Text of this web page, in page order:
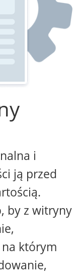
i
ją przed
by z witryny
którym